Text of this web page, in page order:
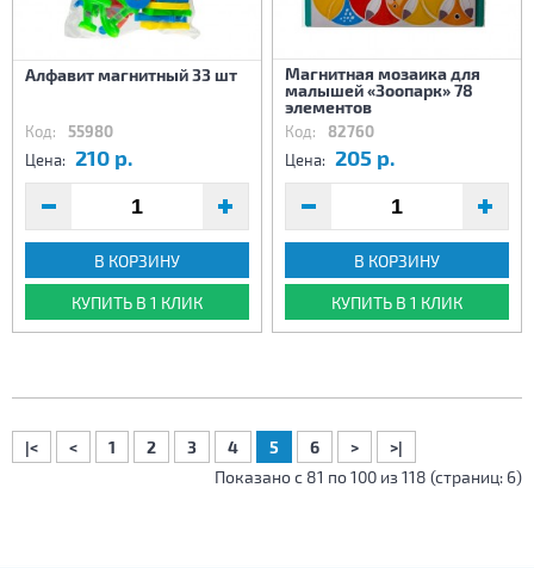
Алфавит магнитный 33 шт
Код: 55980
Цена: 210 р.
В КОРЗИНУ
КУПИТЬ В 1 КЛИК
Магнитная мозаика для
малышей «Зоопарк» 78
элементов
Код: 82760
Цена: 205 р.
В КОРЗИНУ
КУПИТЬ В 1 КЛИК
|< < 1 2 3 4 5 6 >
>|
Показано с 81 по 100 из 118 (страниц: 6)